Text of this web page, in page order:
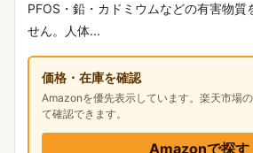
PFOS・鉛・カドミウムなどの有害物質
せん。人体...
価格・在庫を確認
Amazonを優先表示しています。楽天市場
て確認できます。
Amazonで探す